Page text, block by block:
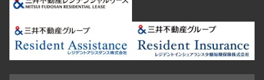
芝浦・汐留・品川
月島・勝どき・豊洲
目白・高田馬場・早稲田
中野・荻窪
池尻大橋・三軒茶屋
祐天寺・学芸大学・自由が丘
駒沢・用賀・二子玉川
成城・砧
池袋・板橋・王子
豊島区
杉並区 板橋区
葛飾区
江戸川区